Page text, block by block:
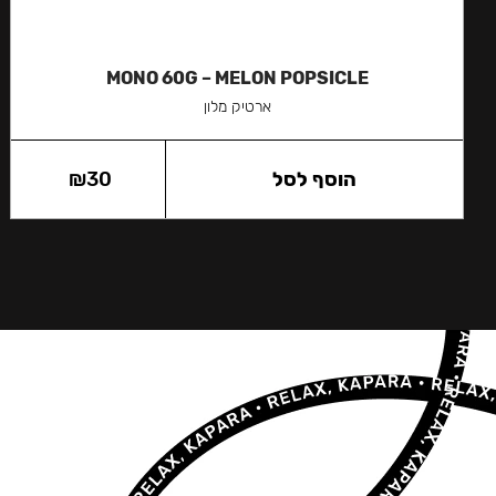
MONO 60G – MELON POPSICLE
ארטיק מלון
₪30 הוסף לסל